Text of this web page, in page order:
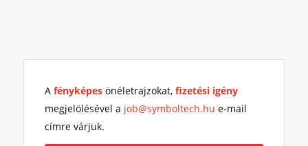
A fényképesönéletrajzokat, fizetési igény
megjelölésével a job@symboltech.hu e-mail
címre várjuk.